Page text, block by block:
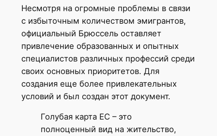
Несмотря на огромные проблемы в связи
с избыточным количеством эмигрантов,
официальный Брюссель оставляет
привлечение образованных и опытных
специалистов различных профессий среди
своих основных приоритетов. Для
создания еще более привлекательных
условий и был создан этот документ.
Голубая карта ЕС – это
полноценный вид на жительство,